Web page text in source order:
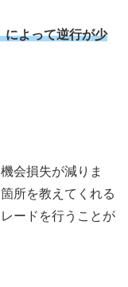
によって逆行が少
会損失が減りま
所を教えてくれる
ードを行うことが